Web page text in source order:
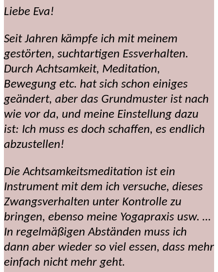
Liebe Eva!
Seit Jahren kämpfe ich mit meinem
gestörten, suchtartigen Essverhalten.
Durch Achtsamkeit, Meditation,
Bewegung etc. hat sich schon einiges
geändert, aber das Grundmuster ist nach
wie vor da, und meine Einstellung dazu
ist: Ich muss es doch schaffen, es endlich
abzustellen!
Die Achtsamkeitsmeditation ist ein
Instrument mit dem ich versuche, dieses
Zwangsverhalten unter Kontrolle zu
bringen, ebenso meine Yogapraxis usw. …
In regelmäßigen Abständen muss ich
dann aber wieder so viel essen, dass mehr
einfach nicht mehr geht.